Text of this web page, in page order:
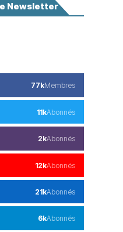
Newsletter
77kMembres
11kAbonnés
2kAbonnés
12kAbonnés
21kAbonnés
6kAbonnés